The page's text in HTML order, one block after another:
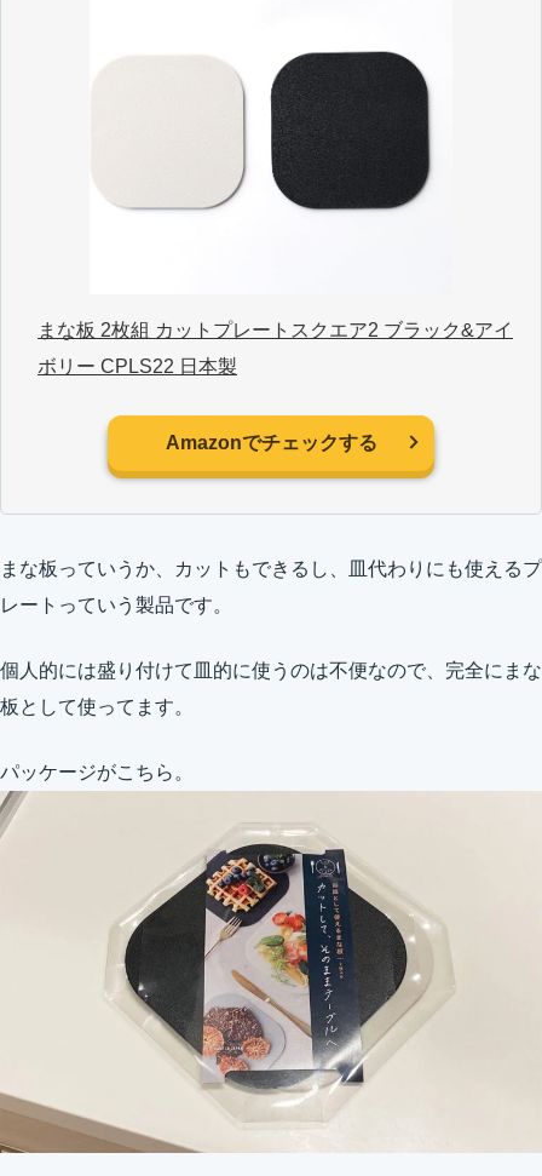
まな板 2枚組 カットプレートスクエア2 ブラック&アイ
ボリー CPLS22 日本製
Amazonでチェックする
まな板っていうか、カットもできるし、皿代わりにも使えるプ
レートっていう製品です。
個人的には盛り付けて皿的に使うのは不便なので、完全にまな
板として使ってます。
パッケージがこちら。